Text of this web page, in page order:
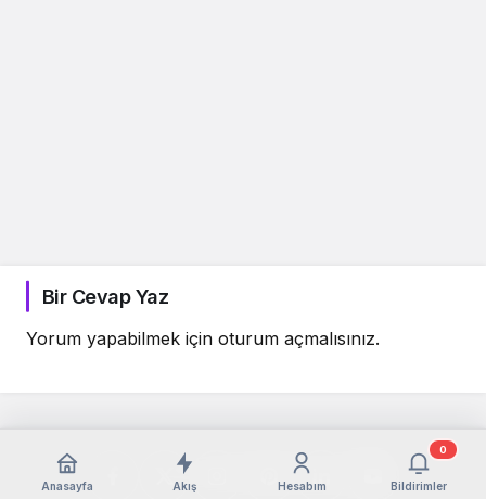
Bir Cevap Yaz
Yorum yapabilmek için oturum açmalısınız.
Anasayfa Akış Hesabım Bildirimler
0